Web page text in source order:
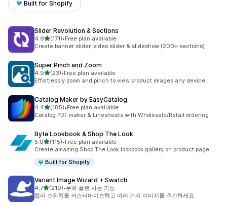
Built for Shopify
Slider Revolution & Sections
4.9별 5개 중
(171)
총 리뷰 171개
•Free plan available
Create banner slider, video slider & slideshow (200+ sections)
Super Pinch and Zoom
4.9별 5개 중
(23)
총 리뷰 23개
•Free plan available
Effortlessly zoom and pinch to view product images any device
Catalog Maker by EasyCatalog
4.4별 5개 중
(185)
총 리뷰 185개
•Free plan available
Catalog PDF maker & Linesheets with Wholesale/Retail ordering
Byte Lookbook & Shop The Look
5.0별 5개 중
(115)
총 리뷰 115개
•Free plan available
Create amazing Shop The Look lookbook gallery on product page
Built for Shopify
Variant Image Wizard + Swatch
4.7별 5개 중
(210)
총 리뷰 210개
•무료 플랜 사용 가능
컬러 스와치를 커스터마이즈하고 여러 가지 이미지를 추가하세요